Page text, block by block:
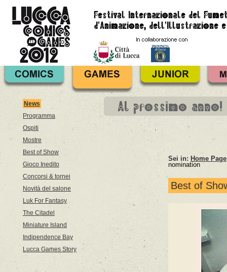
Al prossimo anno!
News
Programma
Ospiti
Mostre
Best of Show
Gioco Inedito
Concorsi & tornei
Novità del salone
Luk For Fantasy
The Citadel
Miniature Island
Indipendence Bay
Lucca Games Story
Sei in: Home Page
nomination
Best of